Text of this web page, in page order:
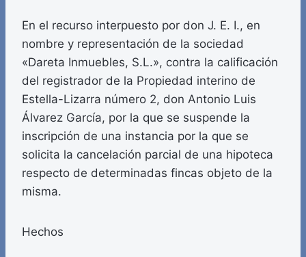
En el recurso interpuesto por don J. E. I., en
nombre y representación de la sociedad
«Dareta Inmuebles, S.L.», contra la calificación
del registrador de la Propiedad interino de
Estella-Lizarra número 2, don Antonio Luis
Álvarez García, por la que se suspende la
inscripción de una instancia por la que se
solicita la cancelación parcial de una hipoteca
respecto de determinadas fincas objeto de la
misma.
Hechos